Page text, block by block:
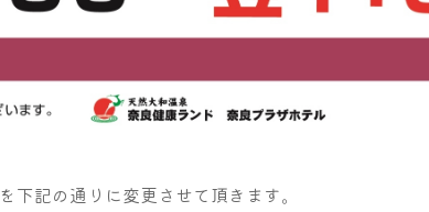
記の通りに変更させて頂きます。